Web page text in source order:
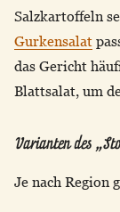
Salzkartoffeln
Gurkensalat
das Gericht
Blattsalat, um
Varianten des
Je nach Region